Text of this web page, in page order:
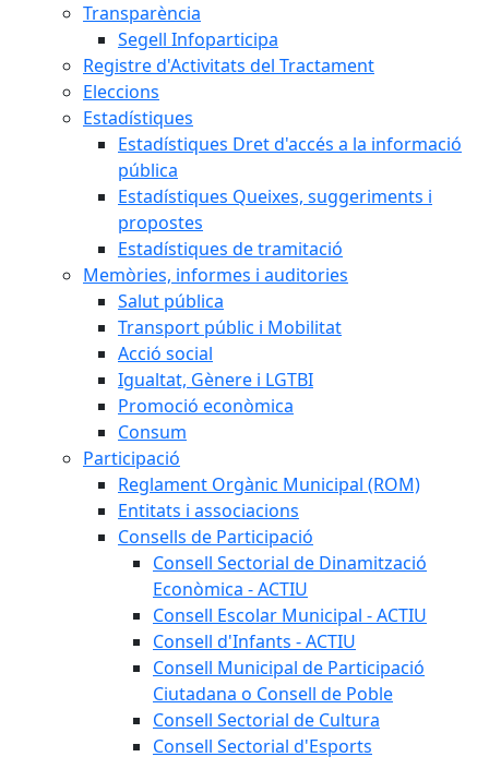
Transparència
Segell Infoparticipa
Registre d'Activitats del Tractament
Eleccions
Estadístiques
Estadístiques Dret d'accés a la informació
pública
Estadístiques Queixes, suggeriments i
propostes
Estadístiques de tramitació
Memòries, informes i auditories
Salut pública
Transport públic i Mobilitat
Acció social
Igualtat, Gènere i LGTBI
Promoció econòmica
Consum
Participació
Reglament Orgànic Municipal (ROM)
Entitats i associacions
Consells de Participació
Consell Sectorial de Dinamització
Econòmica - ACTIU
Consell Escolar Municipal - ACTIU
Consell d'Infants - ACTIU
Consell Municipal de Participació
Ciutadana o Consell de Poble
Consell Sectorial de Cultura
Consell Sectorial d'Esports